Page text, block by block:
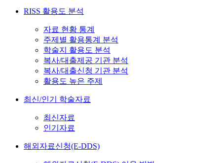
RISS 활용도 분석
자료 현황 통계
주제별 활용통계 분석
학술지 활용도 분석
복사/대출제공 기관 분석
복사/대출신청 기관 분석
활용도 높은 주제
최신/인기 학술자료
최신자료
인기자료
해외자료신청(E-DDS)